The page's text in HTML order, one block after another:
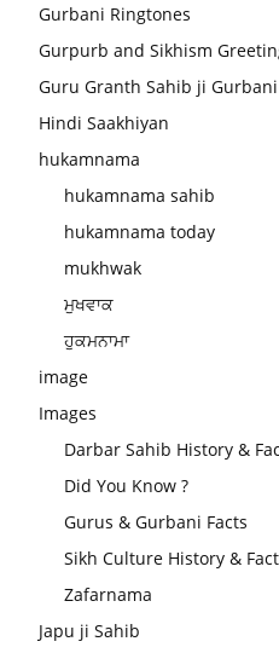
Gurbani Ringtones
Gurpurb and Sikhism
Guru Granth Sahib ji
Hindi Saakhiyan
hukamnama
hukamnama sahib
hukamnama today
mukhwak
ਮੁਖਵਾਕ
ਹੁਕਮਨਾਮਾ
image
Images
Darbar Sahib History &
Did You Know ?
Gurus & Gurbani Facts
Sikh Culture History &
Zafarnama
Japu ji Sahib